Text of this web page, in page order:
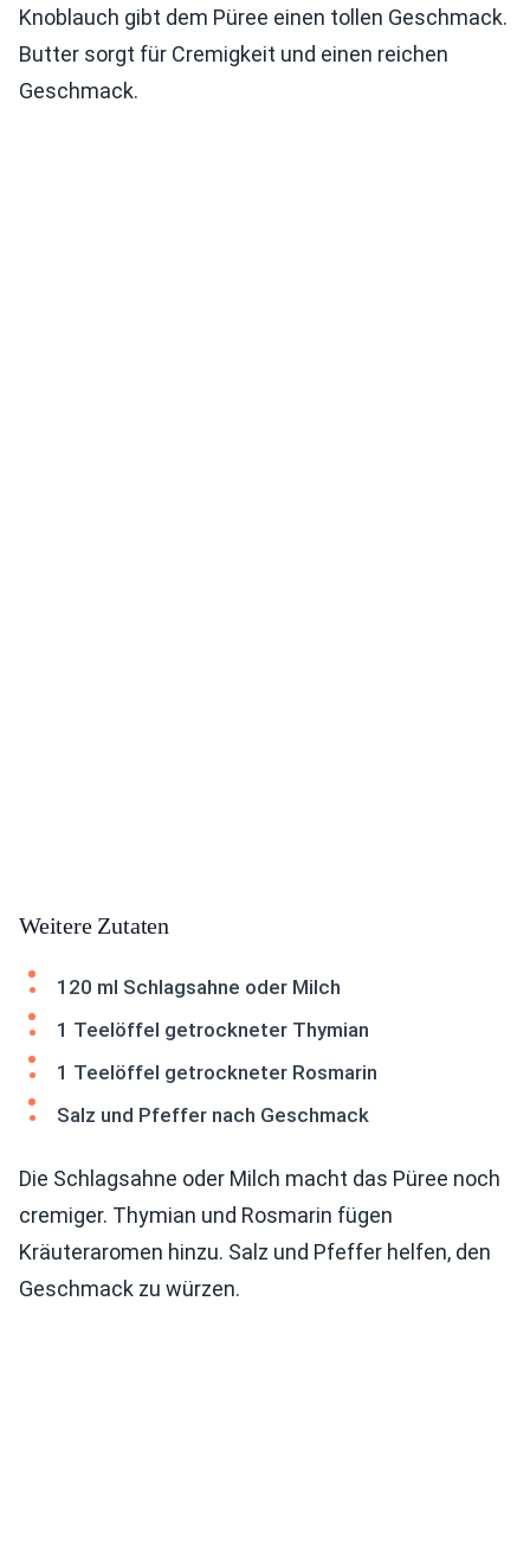
Knoblauch gibt dem Püree einen tollen Geschmack.
Butter sorgt für Cremigkeit und einen reichen
Geschmack.
Weitere Zutaten
120 ml Schlagsahne oder Milch
1 Teelöffel getrockneter Thymian
1 Teelöffel getrockneter Rosmarin
Salz und Pfeffer nach Geschmack
Die Schlagsahne oder Milch macht das Püree noch
cremiger. Thymian und Rosmarin fügen
Kräuteraromen hinzu. Salz und Pfeffer helfen, den
Geschmack zu würzen.